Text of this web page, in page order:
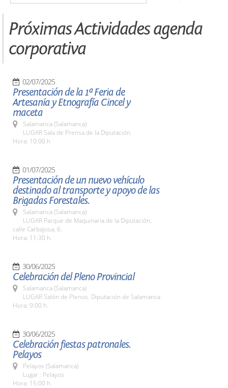
Próximas Actividades agenda
corporativa
02/07/2025
Presentación de la 1ª Feria de
Artesanía y Etnografía Cincel y
maceta
Salamanca (Salamanca)
LUGAR Sala de Prensa de la Diputación.
Hora: 10:00 h
01/07/2025
Presentación de un nuevo vehículo
destinado al transporte y apoyo de las
Brigadas Forestales.
Salamanca (Salamanca)
LUGAR Parque de Maquinaria de la Diputación,
calle Carbajosa, 6.
Hora: 11:30 h.
30/06/2025
Celebración del Pleno Provincial
Salamanca (Salamanca)
LUGAR Salón de Plenos. Diputación de Salamanca
Hora: 9:00 h.
30/06/2025
Celebración fiestas patronales.
Pelayos
Pelayos (Salamanca)
Lugar : Pelayos
Hora: 15:00 h.